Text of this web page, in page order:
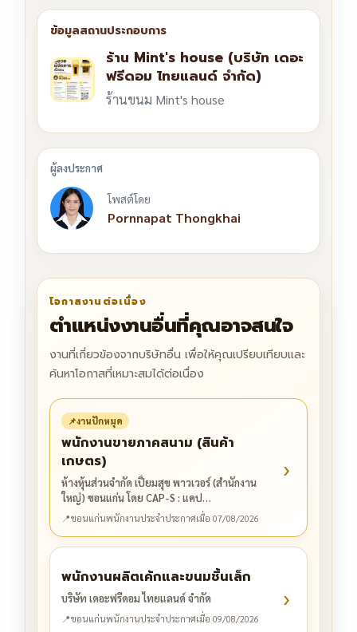
ร้าน Mint's house (บริษัท เดอะ
ฟรีดอม ไทยแลนด์ จำกัด)
ร้านขนม Mint's house
โพสต์โดย
Pornnapat Thongkhai
โอกาสงานต่อเนื่อง
ตำแหน่งงานอื่นที่คุณอาจสนใจ
งานที่เกี่ยวข้องจากบริษัทอื่น เพื่อให้คุณเปรียบเทียบและ
ค้นหาโอกาสที่เหมาะสมได้ต่อเนื่อง
📌งานปักหมุด
พนักงานขายภาคสนาม (สินค้า
เกษตร)
ห้างหุ้นส่วนจำกัด เปี่ยมสุข พาวเวอร์ (สำนักงาน
ใหญ่) ขอนแก่น โดย CAP-S : แคป…
📍ขอนแก่นพนักงานประจำประกาศเมื่อ 07/08/2026
›
พนักงานผลิตเค้กและขนมชิ้นเล็ก
บริษัท เดอะฟรีดอม ไทยแลนด์ จำกัด
📍ขอนแก่นพนักงานประจำประกาศเมื่อ 09/08/2026
›